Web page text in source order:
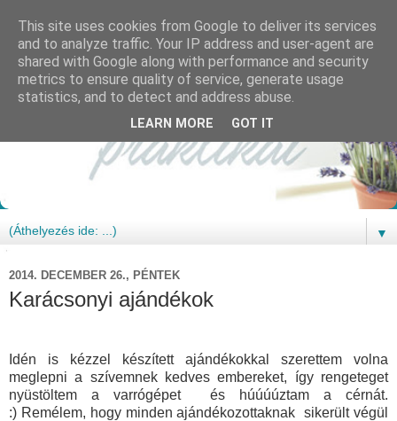
▼
2014. DECEMBER 26., PÉNTEK
Karácsonyi ajándékok
Idén is kézzel készített ajándékokkal szerettem volna
meglepni a szívemnek kedves embereket, így rengeteget
nyüstöltem a varrógépet és húúúúztam a cérnát.
:) Remélem, hogy minden ajándékozottaknak sikerült végül
This site uses cookies from Google to deliver its services
and to analyze traffic. Your IP address and user-agent are
shared with Google along with performance and security
metrics to ensure quality of service, generate usage
statistics, and to detect and address abuse.
LEARN MORE GOT IT